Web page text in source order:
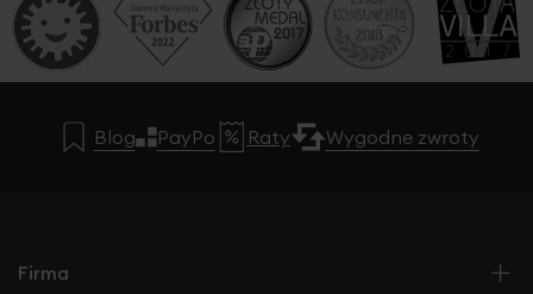
Blog PayPo Raty Wygodne zwroty
Firma